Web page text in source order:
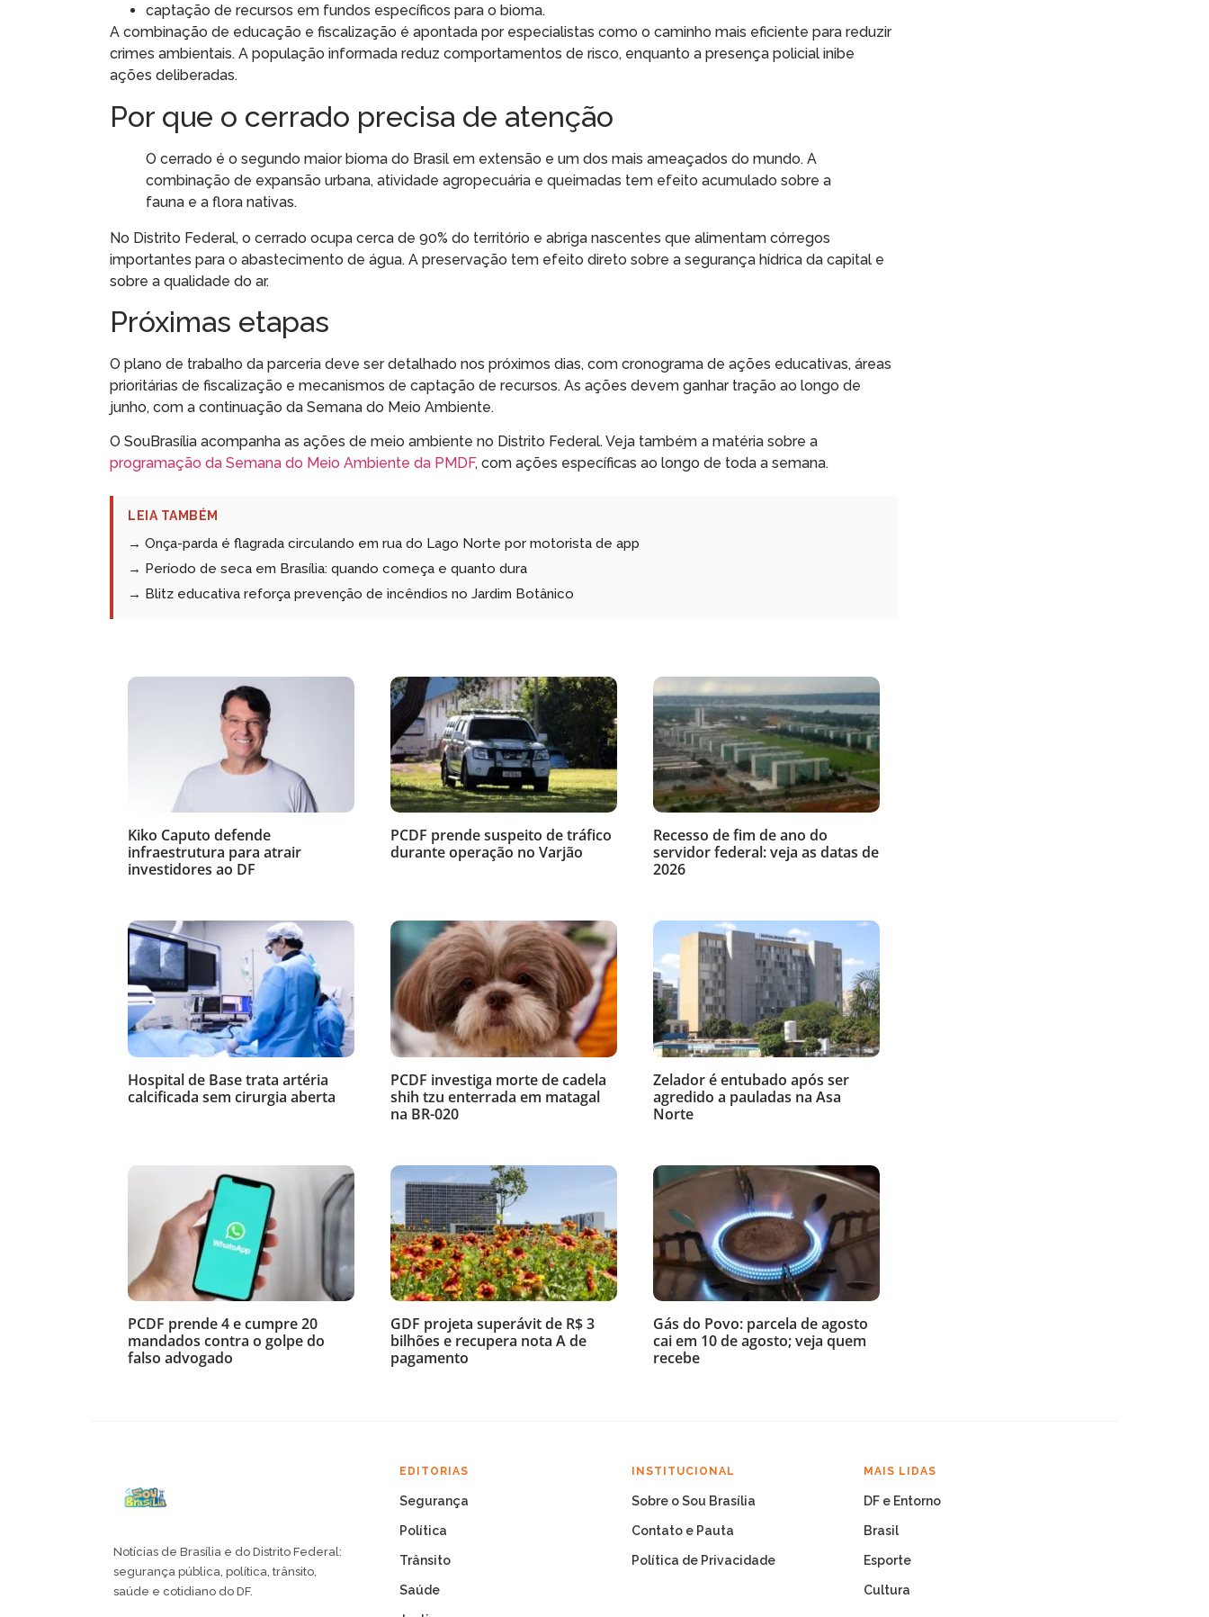
captação de recursos em fundos específicos para o bioma.
A combinação de educação e fiscalização é apontada por especialistas como o caminho mais eficiente para reduzir
crimes ambientais. A população informada reduz comportamentos de risco, enquanto a presença policial inibe
ações deliberadas.
Por que o cerrado precisa de atenção
O cerrado é o segundo maior bioma do Brasil em extensão e um dos mais ameaçados do mundo. A
combinação de expansão urbana, atividade agropecuária e queimadas tem efeito acumulado sobre a
fauna e a flora nativas.
No Distrito Federal, o cerrado ocupa cerca de 90% do território e abriga nascentes que alimentam córregos
importantes para o abastecimento de água. A preservação tem efeito direto sobre a segurança hídrica da capital e
sobre a qualidade do ar.
Próximas etapas
O plano de trabalho da parceria deve ser detalhado nos próximos dias, com cronograma de ações educativas, áreas
prioritárias de fiscalização e mecanismos de captação de recursos. As ações devem ganhar tração ao longo de
junho, com a continuação da Semana do Meio Ambiente.
O SouBrasília acompanha as ações de meio ambiente no Distrito Federal. Veja também a matéria sobre a
programação da Semana do Meio Ambiente da PMDF, com ações específicas ao longo de toda a semana.
LEIA TAMBÉM
→ Onça-parda é flagrada circulando em rua do Lago Norte por motorista de app
→ Período de seca em Brasília: quando começa e quanto dura
→ Blitz educativa reforça prevenção de incêndios no Jardim Botânico
Kiko Caputo defende
infraestrutura para atrair
investidores ao DF
PCDF prende suspeito de tráfico
durante operação no Varjão
Recesso de fim de ano do
servidor federal: veja as datas de
2026
Hospital de Base trata artéria
calcificada sem cirurgia aberta
PCDF investiga morte de cadela
shih tzu enterrada em matagal
na BR-020
Zelador é entubado após ser
agredido a pauladas na Asa
Norte
PCDF prende 4 e cumpre 20
mandados contra o golpe do
falso advogado
GDF projeta superávit de R$ 3
bilhões e recupera nota A de
pagamento
Gás do Povo: parcela de agosto
cai em 10 de agosto; veja quem
recebe
Notícias de Brasília e do Distrito Federal:
segurança pública, política, trânsito,
saúde e cotidiano do DF.
EDITORIAS
Segurança
Política
Trânsito
Saúde
INSTITUCIONAL
Sobre o Sou Brasília
Contato e Pauta
Política de Privacidade
MAIS LIDAS
DF e Entorno
Brasil
Esporte
Cultura